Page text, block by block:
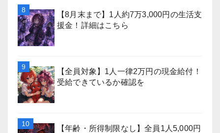
【8月末まで】1人約7万3,000円の生活支
援金！詳細はこちら
【全員対象】1人一律2万円の現金給付！
受給できているか確認を
【年齢・所得制限なし】全員1人5,000円